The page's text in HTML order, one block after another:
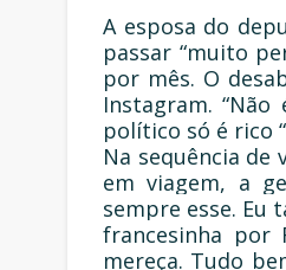
A esposa do
passar “muito
por mês. O
Instagram.
político só é rico
Na sequência de
em viagem, a
sempre esse. Eu
francesinha por
mereça. Tudo